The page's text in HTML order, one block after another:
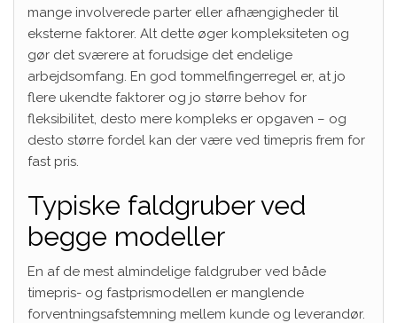
mange involverede parter eller afhængigheder til
eksterne faktorer. Alt dette øger kompleksiteten og
gør det sværere at forudsige det endelige
arbejdsomfang. En god tommelfingerregel er, at jo
flere ukendte faktorer og jo større behov for
fleksibilitet, desto mere kompleks er opgaven – og
desto større fordel kan der være ved timepris frem for
fast pris.
Typiske faldgruber ved
begge modeller
En af de mest almindelige faldgruber ved både
timepris- og fastprismodellen er manglende
forventningsafstemning mellem kunde og leverandør.